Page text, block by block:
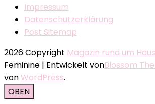
Impressum
Datenschutzerklärung
Post Sitemap
2026 Copyright Magazin rund um
Feminine | Entwickelt vonBlossom
vonWordPress.
OBEN